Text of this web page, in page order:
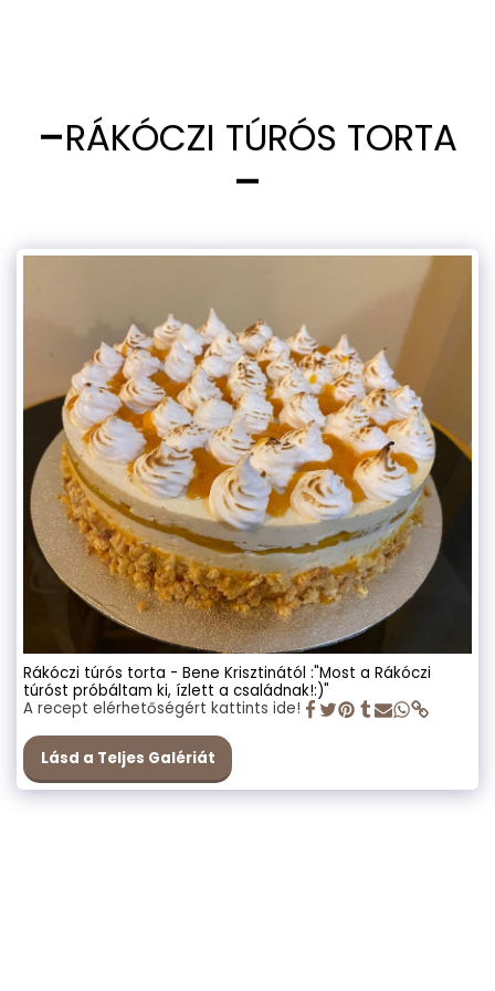
RÁKÓCZI TÚRÓS TORTA
Rákóczi túrós torta - Bene Krisztinától :"Most a Rákóczi
túróst próbáltam ki, ízlett a családnak!:)"
A recept elérhetőségért kattints ide!
Lásd a Teljes Galériát